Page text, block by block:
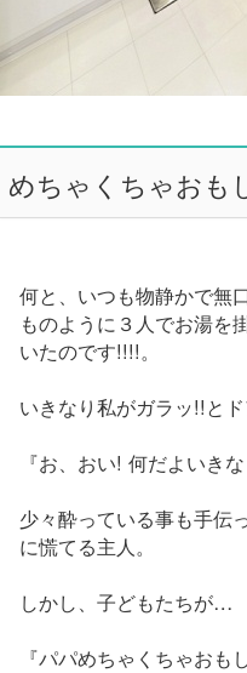
めちゃくちゃおも
何と、いつも物静かで無
ものように３人でお湯を
いたのです!!!!。
いきなり私がガラッ!!と
『お、おい! 何だよいきな
少々酔っている事も手伝
に慌てる主人。
しかし、子どもたちが…
『パパめちゃくちゃおも